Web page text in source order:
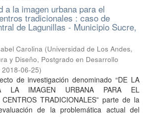
a la imagen urbana para el
tradicionales : caso de
de Lagunillas - Municipio Sucre,
Carolina (Universidad de Los Andes,
y Diseño, Postgrado en Desarrollo
2018-06-25)
de investigación denominado “DE LA
A LA IMAGEN URBANA PARA EL
TRADICIONALES” parte de la
de la problemática actual del